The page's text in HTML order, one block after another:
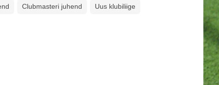
Clubmasteri juhend Uus klubiliige